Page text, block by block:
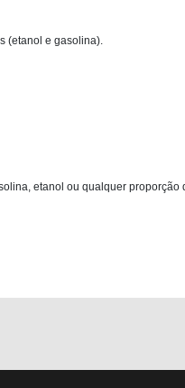
(etanol e gasolina).
etanol ou qualquer proporção